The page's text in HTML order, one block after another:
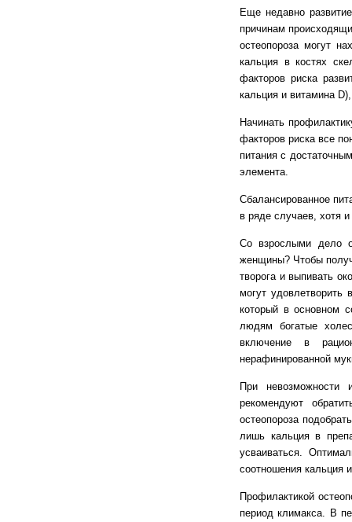
Еще недавно
причинам
остеопороза могут
кальция в костях
факторов риска
кальция и витамина
Начинать
факторов риска все
питания с
элемента.
Сбалансированное
в ряде случаев, хотя и
Со взрослыми дело
женщины? Чтобы
творога и выпивать
могут
который в основном
людям богатые
включение в
нерафинированной
При невозможности
рекомендуют
остеопороза
лишь кальция в
усваиваться.
соотношения кальция
Профилактикой
период климакса. В